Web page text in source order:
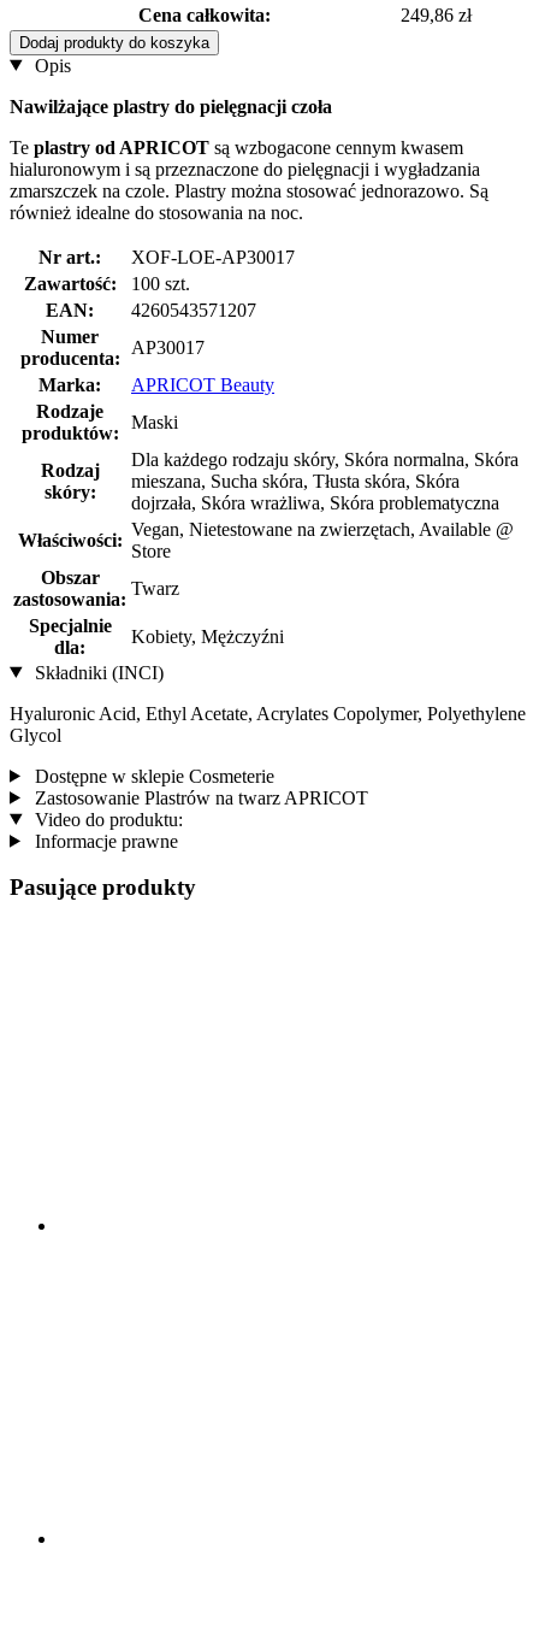
Cena całkowita:
249,86 zł
Dodaj produkty do koszyka
Opis
Nawilżające plastry do pielęgnacji czoła
Te plastry od APRICOT są wzbogacone cennym kwasem
hialuronowym i są przeznaczone do pielęgnacji i wygładzania
zmarszczek na czole. Plastry można stosować jednorazowo. Są
również idealne do stosowania na noc.
Nr art.:
XOF-LOE-AP30017
Zawartość:
100 szt.
EAN:
4260543571207
Numer
producenta:
AP30017
Marka:
APRICOT Beauty
Rodzaje
produktów:
Maski
Rodzaj
skóry:
Dla każdego rodzaju skóry, Skóra normalna, Skóra
mieszana, Sucha skóra, Tłusta skóra, Skóra
dojrzała, Skóra wrażliwa, Skóra problematyczna
Właściwości:
Vegan, Nietestowane na zwierzętach, Available @
Store
Obszar
zastosowania:
Twarz
Specjalnie
dla:
Kobiety, Mężczyźni
Składniki (INCI)
Hyaluronic Acid, Ethyl Acetate, Acrylates Copolymer, Polyethylene
Glycol
Dostępne w sklepie Cosmeterie
Zastosowanie Plastrów na twarz APRICOT
Video do produktu:
Informacje prawne
Pasujące produkty